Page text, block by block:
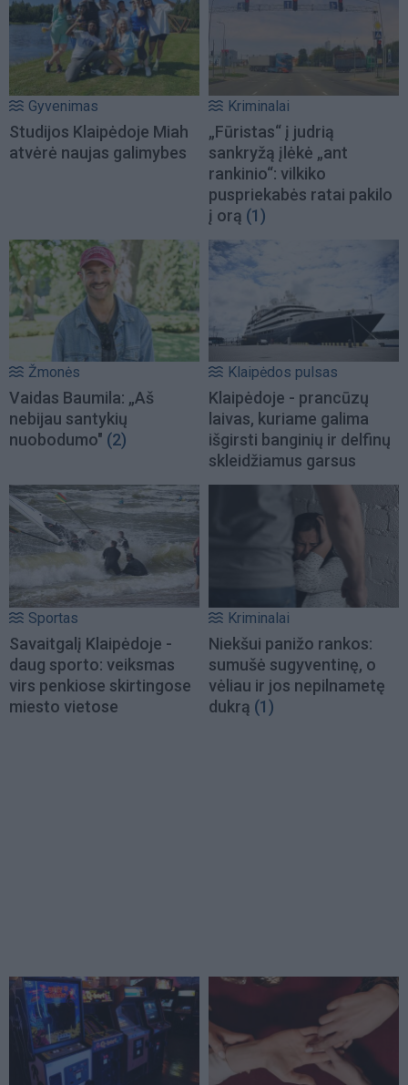
Gyvenimas
Studijos Klaipėdoje Miah
atvėrė naujas galimybes
Kriminalai
„Fūristas“ į judrią
sankryžą įlėkė „ant
rankinio“: vilkiko
puspriekabės ratai pakilo
į orą (1)
Žmonės
Vaidas Baumila: „Aš
nebijau santykių
nuobodumo" (2)
Klaipėdos pulsas
Klaipėdoje - prancūzų
laivas, kuriame galima
išgirsti banginių ir delfinų
skleidžiamus garsus
Sportas
Savaitgalį Klaipėdoje -
daug sporto: veiksmas
virs penkiose skirtingose
miesto vietose
Kriminalai
Niekšui panižo rankos:
sumušė sugyventinę, o
vėliau ir jos nepilnametę
dukrą (1)